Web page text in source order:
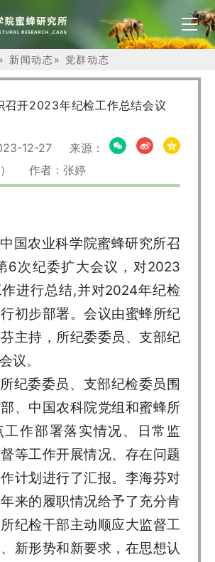
新闻动态» 党群动态
召开2023年纪检工作总结会议
12-27 来源：
） 作者：张婷
国农业科学院蜜蜂研究所召
6次纪委扩大会议，对2023
进行总结,并对2024年纪检
初步部署。会议由蜜蜂所纪
主持，所纪委委员、支部纪
议。
纪委委员、支部纪检委员围
、中国农科院党组和蜜蜂所
工作部署落实情况、日常监
等工作开展情况、存在问题
计划进行了汇报。李海芬对
来的履职情况给予了充分肯
纪检干部主动顺应大监督工
新形势和新要求，在思想认